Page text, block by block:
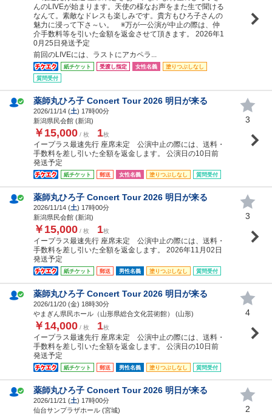
んのLIVEが始まります。天使の様なお声をまた生で聞ける
なんて。素敵なドレスも楽しみです。貴方もひろ子さんの
魅力に浸って下さ～い。 ※万が一公演が中止の際は、仲
介手数料等を引いた金額を返金させて頂きます。 2026年1
0月25日発送予定
前回のLIVEには、ラストにアカペラ...
紙チケット 受渡し指定 女性名義
塗りつぶしなし
質問受付
薬師丸ひろ子 Concert Tour 2026 明日が来る
2026/11/14 (土) 17時00分
新潟県民会館 (新潟)
￥15,000 / 枚 1枚
イープラス最速先行 座席未定 公演中止の際には、送料・
手数料を差し引いた全額を返金します。 公演日の10日前
発送予定
紙チケット 郵送 女性名義 塗りつぶしなし 質問受付
3
薬師丸ひろ子 Concert Tour 2026 明日が来る
2026/11/14 (土) 17時00分
新潟県民会館 (新潟)
￥15,000 / 枚 1枚
イープラス最速先行 座席未定 公演中止の際には、送料・
手数料を差し引いた全額を返金します。 2026年11月02日
発送予定
紙チケット 郵送 男性名義 塗りつぶしなし 質問受付
3
薬師丸ひろ子 Concert Tour 2026 明日が来る
2026/11/20 (金) 18時30分
やまぎん県民ホール（山形県総合文化芸術館） (山形)
￥14,000 / 枚 1枚
イープラス最速先行 座席未定 公演中止の際には、送料・
手数料を差し引いた全額を返金します。 公演日の10日前
発送予定
紙チケット 郵送 男性名義 塗りつぶしなし 質問受付
4
薬師丸ひろ子 Concert Tour 2026 明日が来る
2026/11/21 (土) 17時00分
仙台サンプラザホール (宮城)
2